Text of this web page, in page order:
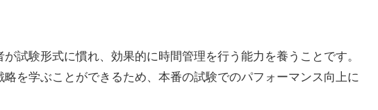
試験形式に慣れ、効果的に時間管理を行う能力を養うことです。
を学ぶことができるため、本番の試験でのパフォーマンス向上に